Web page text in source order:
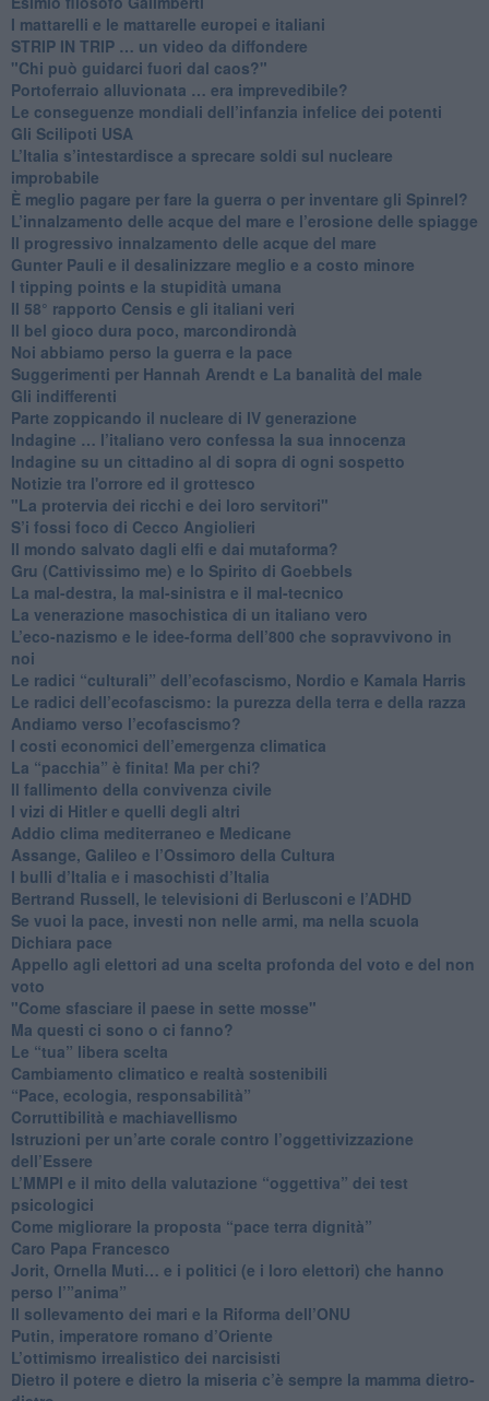
​I mattarelli e le mattarelle europei e italiani
​STRIP IN TRIP … un video da diffondere
"Chi può guidarci fuori dal caos?"
​Portoferraio alluvionata … era imprevedibile?
Le conseguenze mondiali dell’infanzia infelice dei potenti
​Gli Scilipoti USA
L’Italia s’intestardisce a sprecare soldi sul nucleare
improbabile
È meglio pagare per fare la guerra o per inventare gli Spinrel?
​L’innalzamento delle acque del mare e l’erosione delle spiagge
​Il progressivo innalzamento delle acque del mare
​Gunter Pauli e il desalinizzare meglio e a costo minore
I tipping points e la stupidità umana
​Il 58° rapporto Censis e gli italiani veri
​Il bel gioco dura poco, marcondirondà
Noi abbiamo perso la guerra e la pace
Suggerimenti per Hannah Arendt e La banalità del male
​Gli indifferenti
Parte zoppicando il nucleare di IV generazione
​Indagine … l’italiano vero confessa la sua innocenza
Indagine su un cittadino al di sopra di ogni sospetto
Notizie tra l'orrore ed il grottesco
"La protervia dei ricchi e dei loro servitori"
S’i fossi foco di Cecco Angiolieri
​Il mondo salvato dagli elfi e dai mutaforma?
Gru (Cattivissimo me) e lo Spirito di Goebbels
​La mal-destra, la mal-sinistra e il mal-tecnico
​La venerazione masochistica di un italiano vero
​L’eco-nazismo e le idee-forma dell’800 che sopravvivono in
noi
​Le radici “culturali” dell’ecofascismo, Nordio e Kamala Harris
Le radici dell’ecofascismo: la purezza della terra e della razza
Andiamo verso l’ecofascismo?
I costi economici dell’emergenza climatica
​La “pacchia” è finita! Ma per chi?
​Il fallimento della convivenza civile
​I vizi di Hitler e quelli degli altri
Addio clima mediterraneo e Medicane
​Assange, Galileo e l’Ossimoro della Cultura
​I bulli d’Italia e i masochisti d’Italia
​Bertrand Russell, le televisioni di Berlusconi e l’ADHD
​Se vuoi la pace, investi non nelle armi, ma nella scuola
​Dichiara pace
​Appello agli elettori ad una scelta profonda del voto e del non
voto
"Come sfasciare il paese in sette mosse"
​Ma questi ci sono o ci fanno?
​Le “tua” libera scelta
Cambiamento climatico e realtà sostenibili
“Pace, ecologia, responsabilità”
​Corruttibilità e machiavellismo
Istruzioni per un’arte corale contro l’oggettivizzazione
dell’Essere
​L’MMPI e il mito della valutazione “oggettiva” dei test
psicologici
Come migliorare la proposta “pace terra dignità”
Caro Papa Francesco
​Jorit, Ornella Muti… e i politici (e i loro elettori) che hanno
perso l’”anima”
​Il sollevamento dei mari e la Riforma dell’ONU
Putin, imperatore romano d’Oriente
​L’ottimismo irrealistico dei narcisisti
​Dietro il potere e dietro la miseria c’è sempre la mamma dietro-